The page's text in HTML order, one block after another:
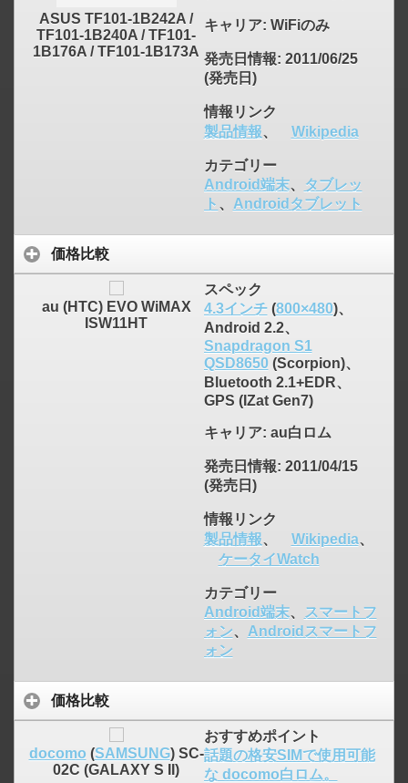
ASUS TF101-1B242A /
TF101-1B240A / TF101-
1B176A / TF101-1B173A
キャリア: WiFiのみ
発売日情報: 2011/06/25
(発売日)
情報リンク
製品情報、 Wikipedia
カテゴリー
Android端末、
タブレッ
ト 、 Androidタブレット
価格比較
au (HTC) EVO WiMAX
ISW11HT
スペック
4.3インチ(800×480)、
Android 2.2、
Snapdragon S1
QSD8650(Scorpion)、
Bluetooth 2.1+EDR、
GPS (IZat Gen7)
キャリア: au白ロム
発売日情報: 2011/04/15
(発売日)
情報リンク
製品情報、 Wikipedia、
ケータイWatch
カテゴリー
Android端末、
スマートフ
ォン、 Androidスマートフ
ォン
価格比較
docomo (SAMSUNG) SC-
02C (GALAXY S II)
おすすめポイント
話題の格安SIMで使用可能
な docomo白ロム。